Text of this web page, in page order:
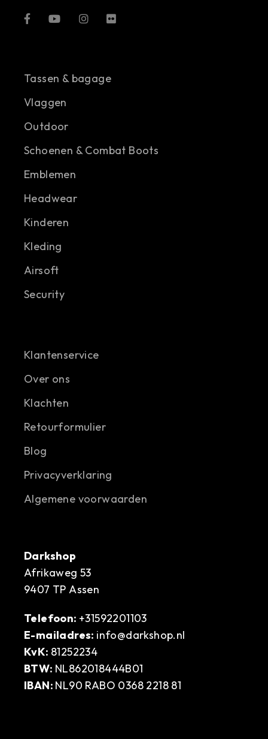
Tassen & bagage
Vlaggen
Outdoor
Schoenen & Combat Boots
Emblemen
Headwear
Kinderen
Kleding
Airsoft
Security
Klantenservice
Over ons
Klachten
Retourformulier
Blog
Privacyverklaring
Algemene voorwaarden
Darkshop
Afrikaweg 53
9407 TP Assen
Telefoon: +31592201103
E-mailadres: info@darkshop.nl
KvK: 81252234
BTW: NL862018444B01
IBAN: NL90 RABO 0368 2218 81